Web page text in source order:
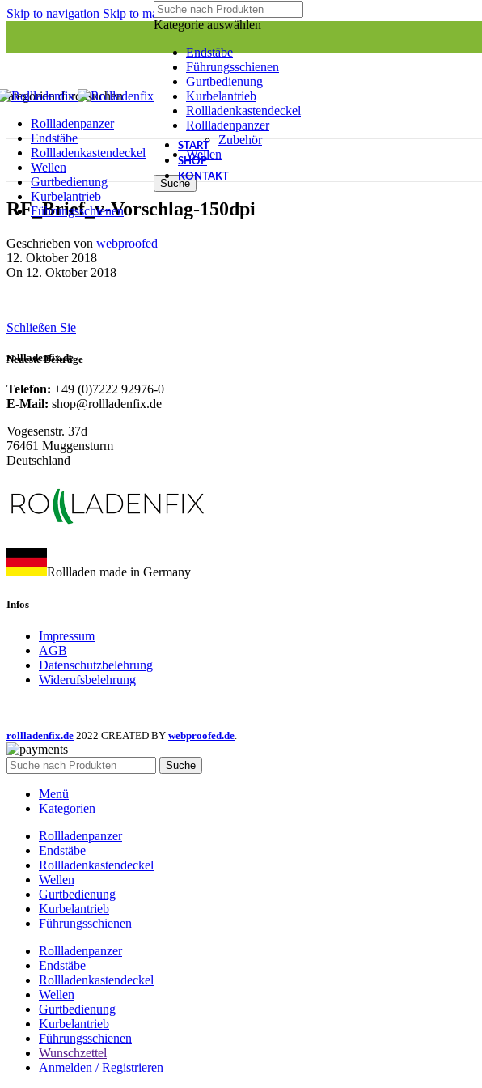
Skip to navigation Skip to main content
Kategorie auswählen
Endstäbe
Führungsschienen
Gurtbedienung
Kurbelantrieb
Rollladenkastendeckel
Rollladenpanzer
Zubehör
Wellen
Suche
durchsuchen
Rollladenpanzer
Endstäbe
Rollladenkastendeckel
Wellen
Gurtbedienung
Kurbelantrieb
Führungsschienen
START
SHOP
KONTAKT
RF_Brief_v-Vorschlag-150dpi
Geschrieben von webproofed
12. Oktober 2018
On 12. Oktober 2018
Schließen Sie
Neueste Beiträge
rollladenfix.de
Telefon: +49 (0)7222 92976-0
E-Mail: shop@rollladenfix.de
Vogesenstr. 37d
76461 Muggensturm
Deutschland
Rollladen made in Germany
Infos
Impressum
AGB
Datenschutzbelehrung
Widerufsbelehrung
rollladenfix.de 2022 CREATED BY webproofed.de
Suche
Menü
Kategorien
Rollladenpanzer
Endstäbe
Rollladenkastendeckel
Wellen
Gurtbedienung
Kurbelantrieb
Führungsschienen
Rollladenpanzer
Endstäbe
Rollladenkastendeckel
Wellen
Gurtbedienung
Kurbelantrieb
Führungsschienen
Wunschzettel
Anmelden / Registrieren